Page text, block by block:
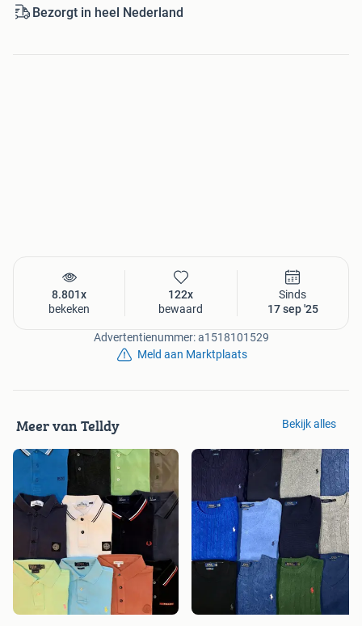
Bezorgt in heel Nederland
8.801x
bekeken
122x
bewaard
Sinds
17 sep '25
Advertentienummer: a1518101529
Meld aan Marktplaats
Meer van Telldy Bekijk alles